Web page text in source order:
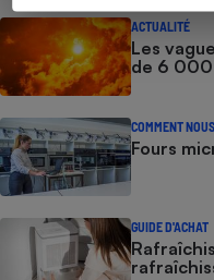
ACTUALITÉ
Les
de 6
COMMENT
Fours
GUIDE D'ACHAT